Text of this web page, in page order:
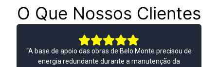
O Que Nossos Clientes
Dizem
“A base de apoio das obras de Belo Monte precisou de
energia redundante durante a manutenção da